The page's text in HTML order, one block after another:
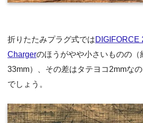
折りたたみプラグ式ではDIGIFORCE
Chargerのほうがやや小さいものの（
33mm）、その差はタテヨコ2mmな
でしょう。